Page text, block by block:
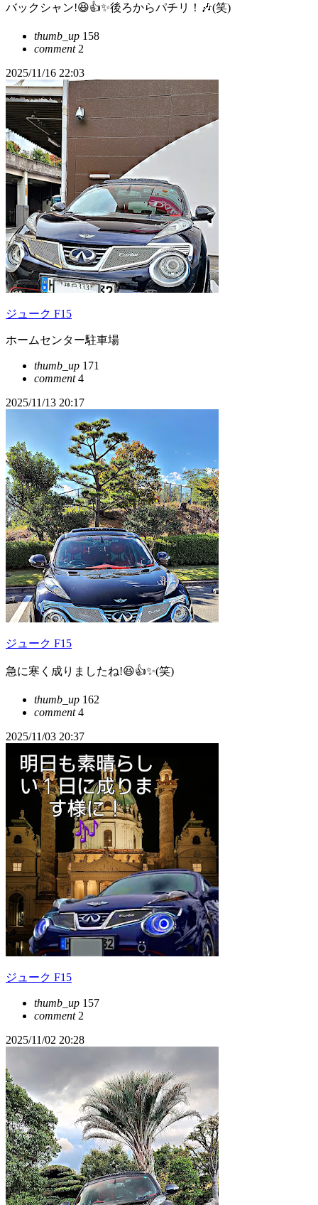
バックシャン!😆👍️✨後ろからパチリ！🎶(笑)
thumb_up 158
comment2
2025/11/16 22:03
ジューク F15
ホームセンター駐車場
thumb_up 171
comment4
2025/11/13 20:17
ジューク F15
急に寒く成りましたね!😆👍️✨(笑)
thumb_up 162
comment4
2025/11/03 20:37
ジューク F15
thumb_up 157
comment2
2025/11/02 20:28